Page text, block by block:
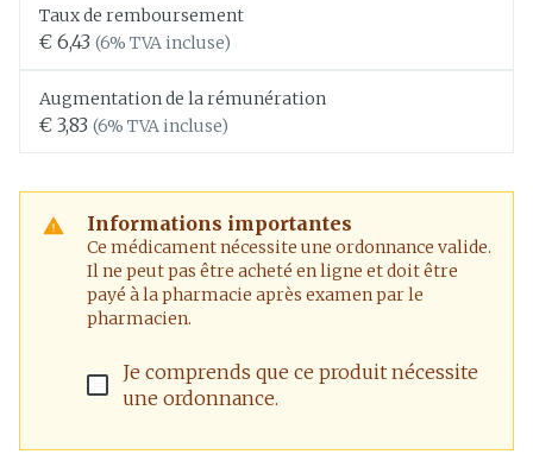
Taux de remboursement
€ 6,43 (6% TVA incluse)
Augmentation de la rémunération
€ 3,83 (6% TVA incluse)
Informations importantes
Ce médicament nécessite une ordonnance valide.
Il ne peut pas être acheté en ligne et doit être
payé à la pharmacie après examen par le
pharmacien.
Je comprends que ce produit nécessite
une ordonnance.